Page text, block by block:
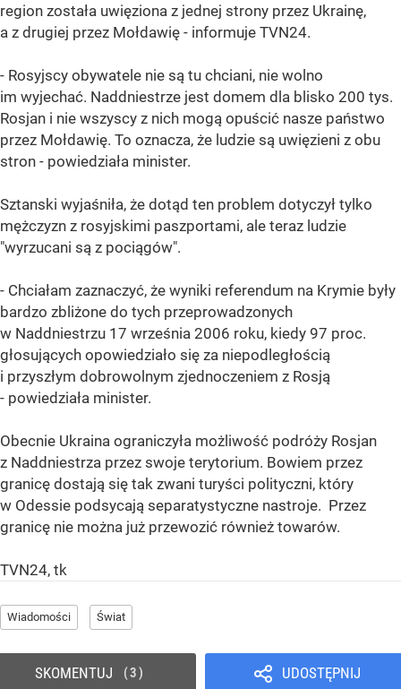
region została uwięziona z jednej strony przez Ukrainę,
a z drugiej przez Mołdawię - informuje TVN24.
- Rosyjscy obywatele nie są tu chciani, nie wolno
im wyjechać. Naddniestrze jest domem dla blisko 200 tys.
Rosjan i nie wszyscy z nich mogą opuścić nasze państwo
przez Mołdawię. To oznacza, że ludzie są uwięzieni z obu
stron - powiedziała minister.
Sztanski wyjaśniła, że dotąd ten problem dotyczył tylko
mężczyzn z rosyjskimi paszportami, ale teraz ludzie
"wyrzucani są z pociągów".
- Chciałam zaznaczyć, że wyniki referendum na Krymie były
bardzo zbliżone do tych przeprowadzonych
w Naddniestrzu 17 września 2006 roku, kiedy 97 proc.
głosujących opowiedziało się za niepodległością
i przyszłym dobrowolnym zjednoczeniem z Rosją
- powiedziała minister.
Obecnie Ukraina ograniczyła możliwość podróży Rosjan
z Naddniestrza przez swoje terytorium. Bowiem przez
granicę dostają się tak zwani turyści polityczni, który
w Odessie podsycają separatystyczne nastroje. Przez
granicę nie można już przewozić również towarów.
TVN24, tk
Wiadomości Świat
UDOSTĘPNIJ
SKOMENTUJ 3